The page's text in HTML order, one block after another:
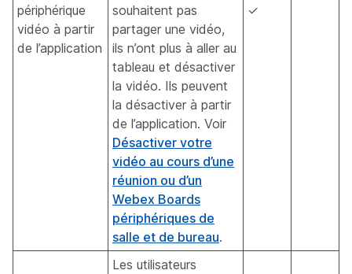
périphérique
vidéo à partir
de l’application
souhaitent pas
partager une vidéo,
ils n’ont plus à aller au
tableau et désactiver
la vidéo. Ils peuvent
la désactiver à partir
de l’application. Voir
Désactiver votre
vidéo au cours d’une
réunion ou d’un
Webex Boards
périphériques de
salle et de bureau.
✓
Les utilisateurs